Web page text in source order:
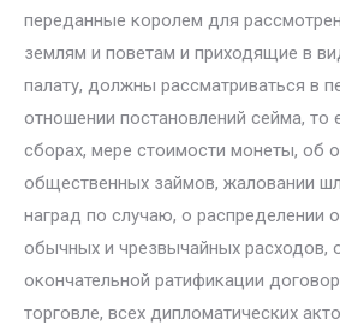
переданные королем для
землям и поветам и приходящие в
палату, должны рассматриваться в
отношении постановлений сейма, то
сборах, мере стоимости монеты, об
общественных займов, жаловании
наград по случаю, о распределении
обычных и чрезвычайных расходов,
окончательной ратификации
торговле, всех дипломатических